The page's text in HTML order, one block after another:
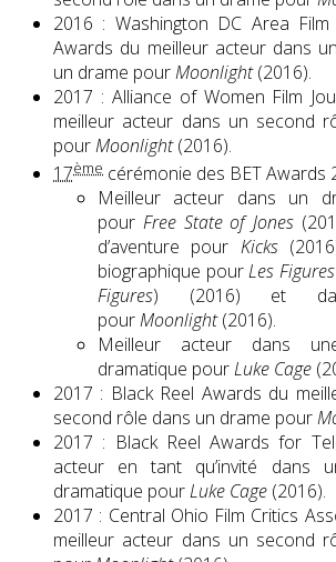
2016 : Washington DC Area
Awards du meilleur acteur dans
un drame pourMoonlight(2016).
2017 : Alliance of Women Film
meilleur acteur dans un second
pourMoonlight(2016).
17ème cérémonie des BET Awards
Meilleur acteur dans un
pour Free State of Jones
d’aventure pour Kicks
biographique pourLes
Figures) (2016) et
pourMoonlight(2016).
Meilleur acteur dans
dramatique pourLuke Cage
2017 : Black Reel Awards du
second rôle dans un drame pour
2017 : Black Reel Awards for
acteur en tant qu’invité dans
dramatique pourLuke Cage (2016).
2017 : Central Ohio Film Critics
meilleur acteur dans un second